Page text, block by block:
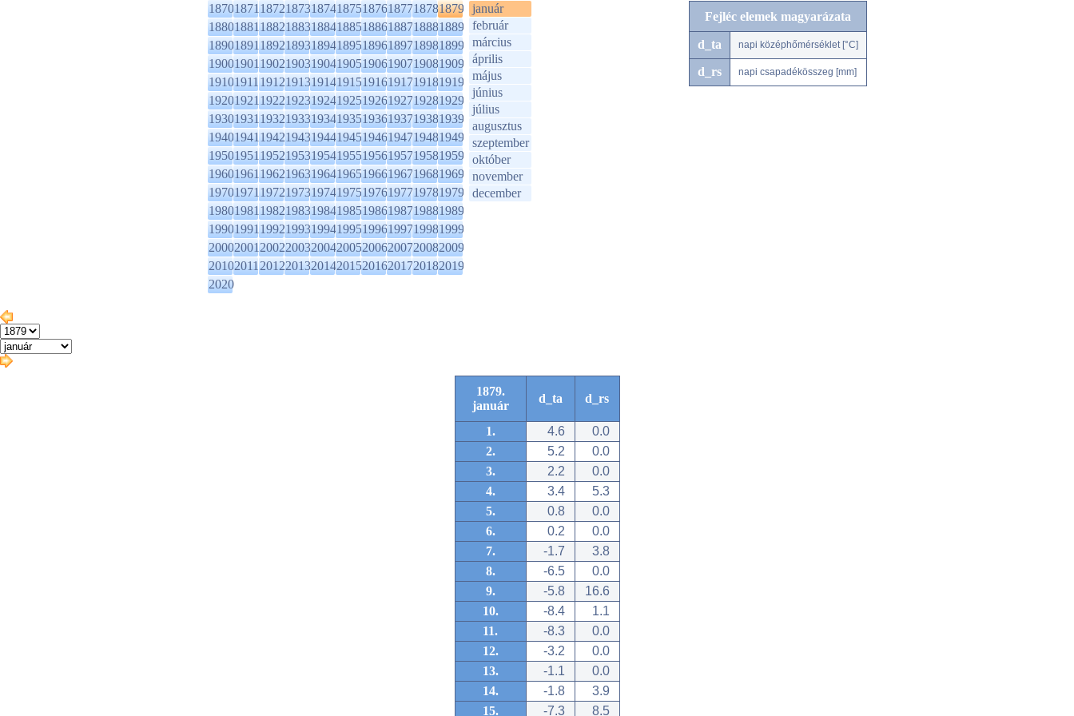
1870187118721873187418751876187718781879
1880188118821883188418851886188718881889
1890189118921893189418951896189718981899
1900190119021903190419051906190719081909
1910191119121913191419151916191719181919
1920192119221923192419251926192719281929
1930193119321933193419351936193719381939
1940194119421943194419451946194719481949
1950195119521953195419551956195719581959
1960196119621963196419651966196719681969
1970197119721973197419751976197719781979
1980198119821983198419851986198719881989
1990199119921993199419951996199719981999
2000200120022003200420052006200720082009
2010201120122013201420152016201720182019
2020
január
február
március
április
május
június
július
augusztus
szeptember
október
november
december
Fejléc elemek magyarázata
d_ta napi középhőmérséklet [°C]
d_rs napi csapadékösszeg [mm]
1879.
január
d_ta d_rs
1. 4.6
0.0
2.
5.2
0.0
3.
2.2
0.0
4.
3.4
5.3
5.
0.8
0.0
6.
0.2
0.0
7.
-1.7
3.8
8.
-6.5
0.0
9.
-5.8
16.6
10.
-8.4
1.1
11.
-8.3
0.0
12.
-3.2
0.0
13.
-1.1
0.0
14.
-1.8
3.9
15.
-7.3 8.5